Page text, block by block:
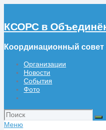
КСОРС в
Координационный совет
Организации
Новости
События
Фото
Искать:
Меню